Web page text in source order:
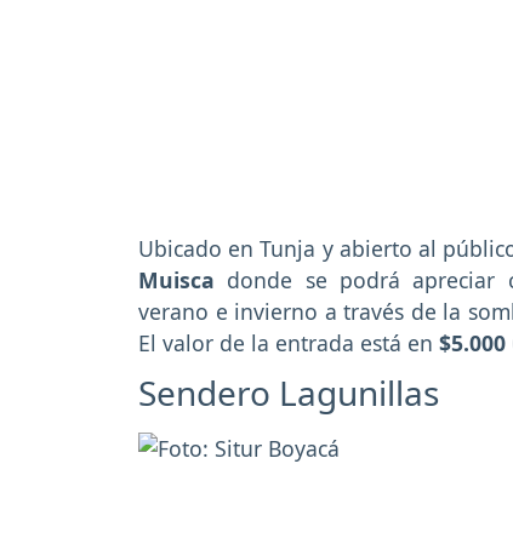
Ubicado en Tunja y abierto al
Muisca donde se podrá apreciar
verano e invierno a través de la
El valor de la entrada está en $5.000
Sendero Lagunillas